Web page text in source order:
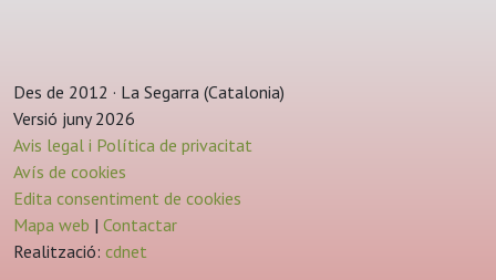
Des de 2012 · La Segarra (Catalonia)
Versió juny 2026
Avis legal i Política de privacitat
Avís de cookies
Edita consentiment de cookies
Mapa web | Contactar
Realització: cdnet